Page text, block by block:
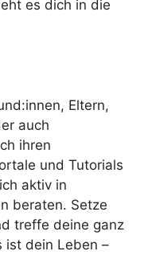
es dich in die
Eltern,
auch
ihren
und Tutorials
aktiv in
beraten. Setze
treffe deine ganz
ist dein Leben –